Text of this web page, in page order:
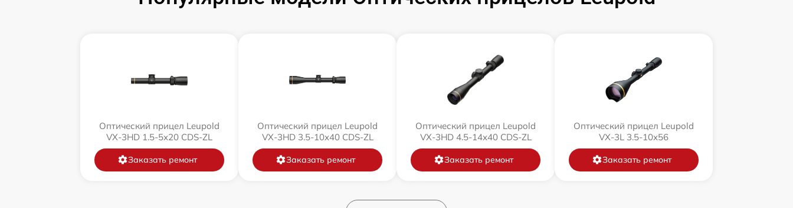
Оптический прицел Leupold
VX-3HD 1.5-5x20 CDS-ZL
Заказать ремонт
Оптический прицел Leupold
VX-3HD 3.5-10x40 CDS-ZL
Заказать ремонт
Оптический прицел Leupold
VX-3HD 4.5-14x40 CDS-ZL
Заказать ремонт
Оптический прицел Leupold
VX-3L 3.5-10x56
Заказать ремонт